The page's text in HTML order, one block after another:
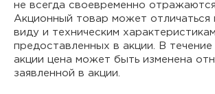
не всегда своевременно отражаются
Акционный товар может отличаться
виду и техническим
предоставленных в акции. В течение
акции цена может быть изменена
заявленной в акции.